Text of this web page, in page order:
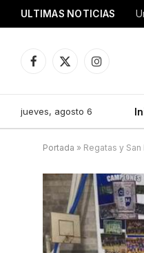
ULTIMAS NOTICIAS
Facebook
X
Instagram
jueves, agosto 6
Portada » Regatas y